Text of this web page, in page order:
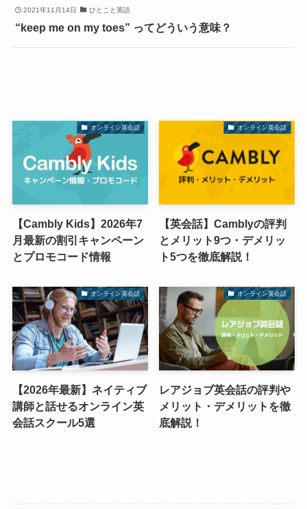
2021年11月14日 ひとこと英語
“keep me on my toes” ってどういう意味？
オンライン英会話
【Cambly Kids】2026年7
月最新の割引キャンペーン
とプロモコード情報
オンライン英会話
【英会話】Camblyの評判
とメリット9つ・デメリッ
ト5つを徹底解説！
オンライン英会話
【2026年最新】ネイティブ
講師と話せるオンライン英
会話スクール5選
オンライン英会話
レアジョブ英会話の評判や
メリット・デメリットを徹
底解説！